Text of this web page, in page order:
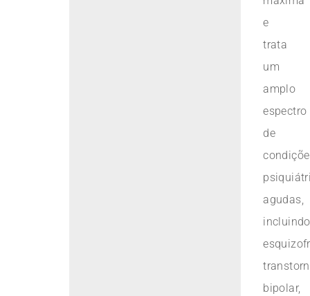
e
trata
um
amplo
espectro
de
agudas,
incluindo
bipolar,